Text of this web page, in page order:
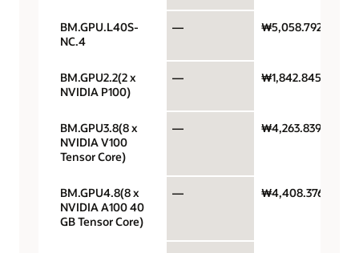
BM.GPU.L40S-
NC.4
— ₩5,058.7922
BM.GPU2.2(2 x
NVIDIA P100)
— ₩1,842.84573
BM.GPU3.8(8 x
NVIDIA V100
Tensor Core)
— ₩4,263.83914
BM.GPU4.8(8 x
NVIDIA A100 40
GB Tensor Core)
— ₩4,408.37606